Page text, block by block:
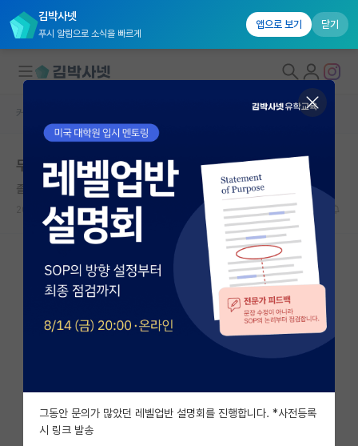
김박사넷
푸시 알림으로 소식을 빠르게
앱으로 보기 닫기
대학원생 모집
국내대학원 정보
연구실&오픈랩
커뮤니티
커뮤니티 홈
전체글보기
베스트 게시판
자유 게시판(아무개랩)
미국 유학 게시판
커뮤니티 홈
무능력한데 불평많은 동료... 진짜 나갔으면..
졸린 윌리엄 셰익스피어
2026.06.14 7 3054
그동안 문의가 많았던 레벨업반 설명회를 진행합니다. *사전등록
시 링크 발송